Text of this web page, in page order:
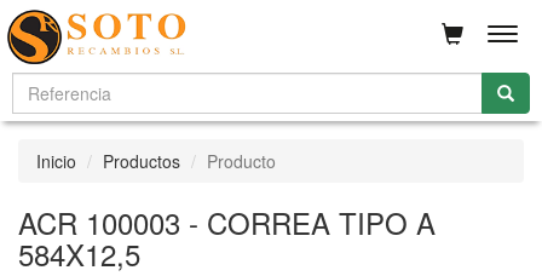
Inicio Productos Producto
ACR 100003 - CORREA TIPO A
584X12,5